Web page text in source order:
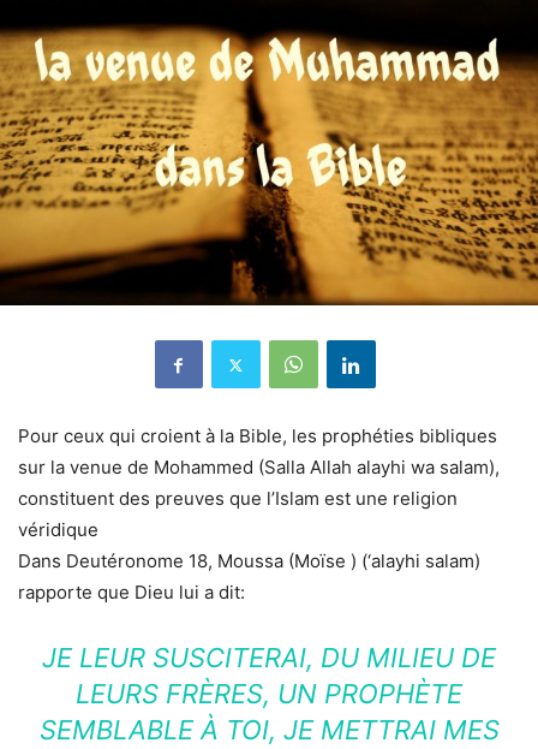
Pour ceux qui croient à la Bible, les prophéties bibliques
sur la venue de Mohammed (Salla Allah alayhi wa salam),
constituent des preuves que l’Islam est une religion
véridique
Dans Deutéronome 18, Moussa (Moïse ) (‘alayhi salam)
rapporte que Dieu lui a dit:
JE LEUR SUSCITERAI, DU MILIEU DE
LEURS FRÈRES, UN PROPHÈTE
SEMBLABLE À TOI, JE METTRAI MES